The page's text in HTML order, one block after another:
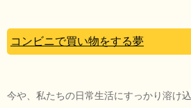
コンビニで買い物をする夢
今や、私たちの日常生活にすっかり溶け